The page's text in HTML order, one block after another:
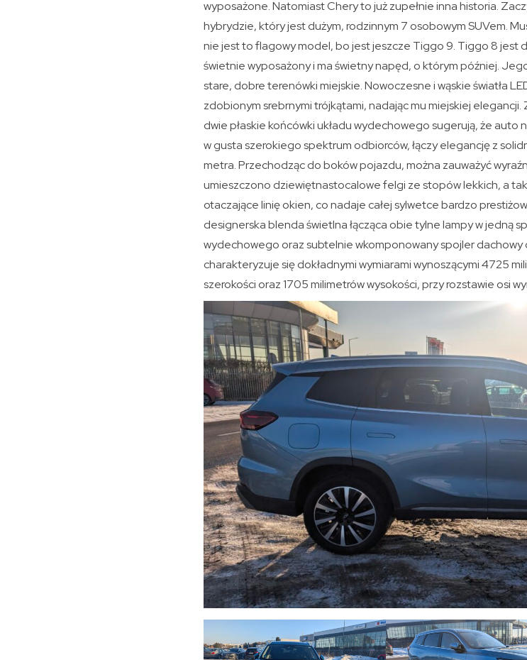
wyposażone. Natomiast Chery to już zupełnie inna historia.
hybrydzie, który jest dużym, rodzinnym 7 osobowym SUVem.
nie jest to flagowy model, bo jest jeszcze Tiggo 9. Tiggo 8 jest
świetnie wyposażony i ma świetny napęd, o którym później.
stare, dobre terenówki miejskie. Nowoczesne i wąskie światła
zdobionym srebrnymi trójkątami, nadając mu miejskiej elegancji.
dwie płaskie końcówki układu wydechowego sugerują, że auto
w gusta szerokiego spektrum odbiorców, łączy elegancję z
metra. Przechodząc do boków pojazdu, można zauważyć
umieszczono dziewiętnastocalowe felgi ze stopów lekkich, a
otaczające linię okien, co nadaje całej sylwetce bardzo
designerska blenda świetlna łącząca obie tylne lampy w jedną
wydechowego oraz subtelnie wkomponowany spojler dachowy
charakteryzuje się dokładnymi wymiarami wynoszącymi 4725
szerokości oraz 1705 milimetrów wysokości, przy rozstawie osi